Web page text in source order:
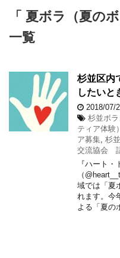
「 夏ボラ（夏の
一覧
杉並区内
したいと
2018/07/
杉並ボ
ティア体験）
ア募集 杉
交流協会
『ハート
（
域では「夏
れます。今
よる「夏の